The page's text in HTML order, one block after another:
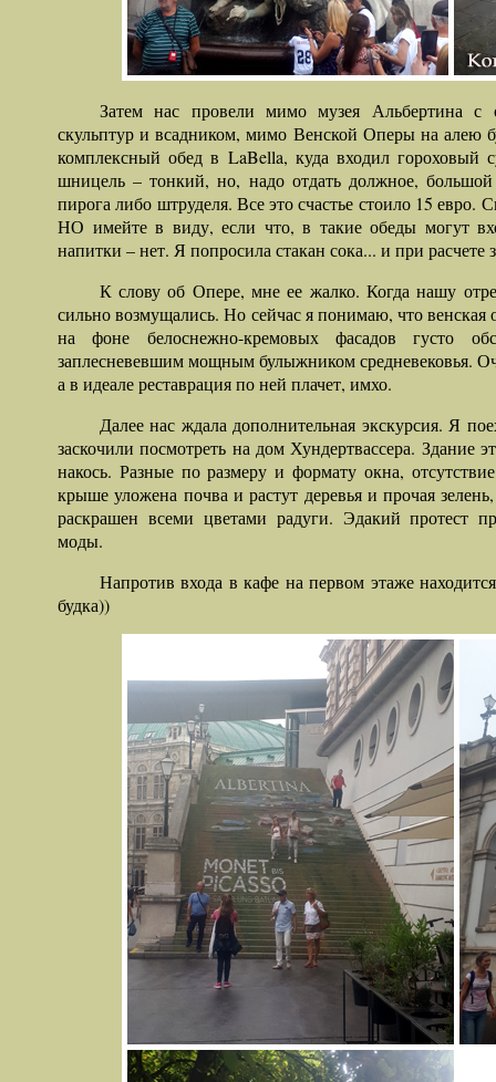
Затем нас провели мимо музея Альбертина с
скульптур и всадником, мимо Венской Оперы на алею
комплексный обед в LaBella, куда входил гороховый
шницель – тонкий, но, надо отдать должное,
пирога либо штруделя. Все это счастье стоило 15 евро.
НО имейте в виду, если что, в такие обеды могут
напитки – нет. Я попросила стакан сока... и при расчете
К слову об Опере, мне ее жалко. Когда нашу
сильно возмущались. Но сейчас я понимаю, что венская
на фоне белоснежно-кремовых фасадов густо
заплесневевшим мощным булыжником средневековья.
а в идеале реставрация по ней плачет, имхо.
Далее нас ждала дополнительная экскурсия. Я
заскочили посмотреть на дом Хундертвассера. Здание
накось. Разные по размеру и формату окна,
крыше уложена почва и растут деревья и прочая
раскрашен всеми цветами радуги. Эдакий протест
моды.
Напротив входа в кафе на первом этаже
будка))